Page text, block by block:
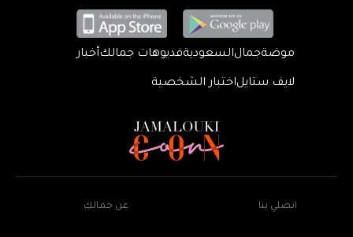
موضةجمالالسعوديةفديوهات جمالكأخبار
لايف ستايلاختبار الشخصية
اتصلي بنا عن جمالكِ